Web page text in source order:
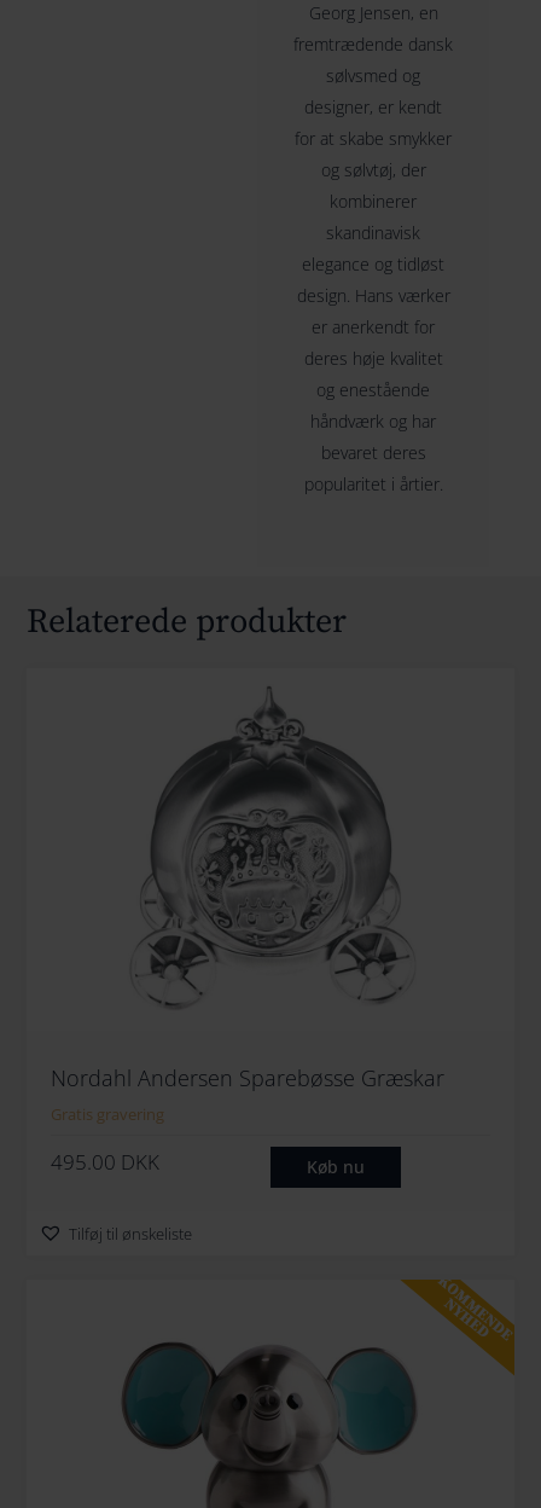
Georg Jensen, en
fremtrædende dansk
sølvsmed og
designer, er kendt
for at skabe smykker
og sølvtøj, der
kombinerer
skandinavisk
elegance og tidløst
design. Hans værker
er anerkendt for
deres høje kvalitet
og enestående
håndværk og har
bevaret deres
popularitet i årtier.
Relaterede produkter
Nordahl Andersen Sparebøsse Græskar
Gratis gravering
495.00 DKK Køb nu
Tilføj til ønskeliste
KOMMENDE
NYHED